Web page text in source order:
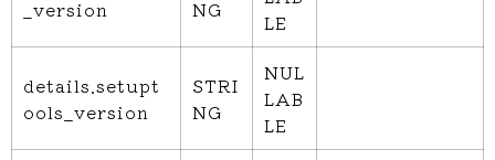
_version
NG
LE
details.setupt
ools_version
STRI
NG
NUL
LAB
LE